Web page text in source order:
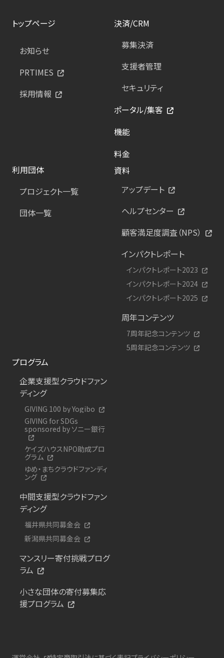
トップページ
お知らせ
PRTIMES
採用情報
決済/CRM
募集決済
支援者管理
セキュリティ
ポータル/集客
機能
料金
利用団体
プロジェクト一覧
団体一覧
資料
アップデート
ヘルプセンター
顧客満足度調査（NPS）
インパクトレポート
インパクトレポート2023
インパクトレポート2024
インパクトレポート2025
周年コンテンツ
7周年記念コンテンツ
5周年記念コンテンツ
プログラム
企業支援型クラウドファン
ディング
GIVING 100 by Yogibo
GIVING for SDGs
sponsored by ソニー銀行
ケイズハウスNPO助成プロ
グラム
ゆめ・まちクラウドファンディ
ング
中間支援型クラウドファン
ディング
福井県共同募金会
新潟県共同募金会
マンスリー寄付挑戦プログ
ラム
小さな団体の寄付募集応
援プログラム